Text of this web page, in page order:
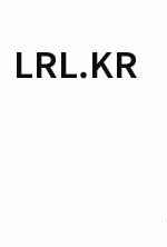
LRL.KR